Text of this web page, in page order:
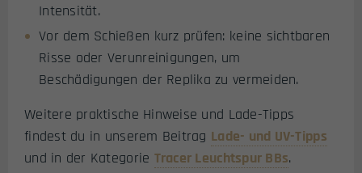
Intensität.
Vor dem Schießen kurz prüfen: keine sichtbaren
Risse oder Verunreinigungen, um
Beschädigungen der Replika zu vermeiden.
Weitere praktische Hinweise und Lade-Tipps
findest du in unserem Beitrag Lade- und UV-Tipps
und in der Kategorie Tracer Leuchtspur BBs.